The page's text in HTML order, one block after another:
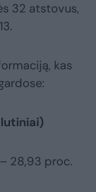
32 atstovus,
kas
28,93 proc.